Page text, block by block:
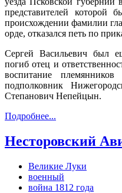
представителей которой
происхождении фамилии
орде, отказался петь по
Сергей Васильевич был
погиб отец и
воспитание
подполковник
Степанович Непейцын.
Подробнее...
Несторовский
Великие Луки
военный
война 1812 года